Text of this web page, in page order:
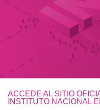
ACCEDE AL SITIO
INSTITUTO NACIONAL